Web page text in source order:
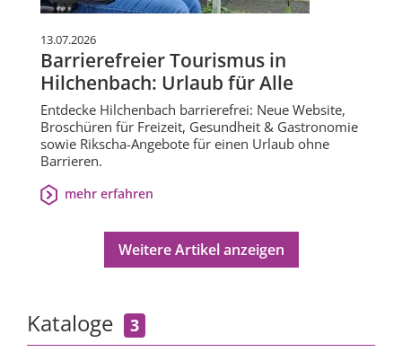
13.07.2026
Barrierefreier Tourismus in
Hilchenbach: Urlaub für Alle
Entdecke Hilchenbach barrierefrei: Neue Website,
Broschüren für Freizeit, Gesundheit & Gastronomie
sowie Rikscha-Angebote für einen Urlaub ohne
Barrieren.
mehr erfahren
Weitere Artikel anzeigen
Kataloge 3